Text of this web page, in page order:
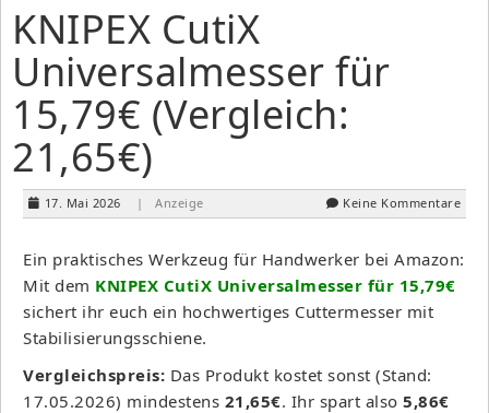
KNIPEX CutiX
Universalmesser für
15,79€ (Vergleich:
21,65€)
17. Mai 2026 | Anzeige Keine Kommentare
Ein praktisches Werkzeug für Handwerker bei Amazon:
Mit dem KNIPEX CutiX Universalmesser für 15,79€
sichert ihr euch ein hochwertiges Cuttermesser mit
Stabilisierungsschiene.
Vergleichspreis: Das Produkt kostet sonst (Stand:
17.05.2026) mindestens 21,65€. Ihr spart also 5,86€